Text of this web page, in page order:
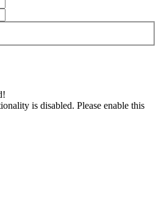
is disabled. Please enable this